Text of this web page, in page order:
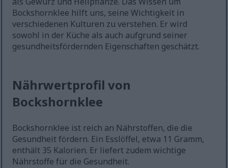
Bockshornklee hilft uns, seine Wichtigkeit in
verschiedenen Kulturen zu verstehen. Er wird
sowohl in der Küche als auch aufgrund seiner
gesundheitsfördernden Eigenschaften geschätzt.
Nährwertprofil von
Bockshornklee
Bockshornklee ist reich an Nährstoffen, die die
Gesundheit fördern. Ein Esslöffel, etwa 11 Gramm,
enthält 35 Kalorien. Er liefert zudem wichtige
Nährstoffe für die Gesundheit.